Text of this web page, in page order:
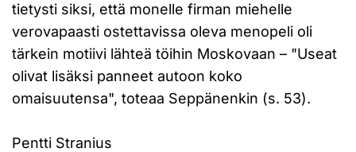
tietysti siksi, että monelle firman miehelle
verovapaasti ostettavissa oleva menopeli oli
tärkein motiivi lähteä töihin Moskovaan – "Useat
olivat lisäksi panneet autoon koko
omaisuutensa", toteaa Seppänenkin (s. 53).
Pentti Stranius